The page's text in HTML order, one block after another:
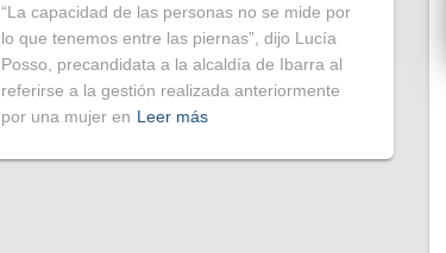
“La capacidad de las personas no se mide por
lo que tenemos entre las piernas”, dijo Lucía
Posso, precandidata a la alcaldía de Ibarra al
referirse a la gestión realizada anteriormente
por una mujer en Leer más